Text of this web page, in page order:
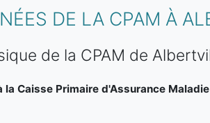
DE LA CPAM À
de la CPAM de
la Caisse Primaire d'Assurance